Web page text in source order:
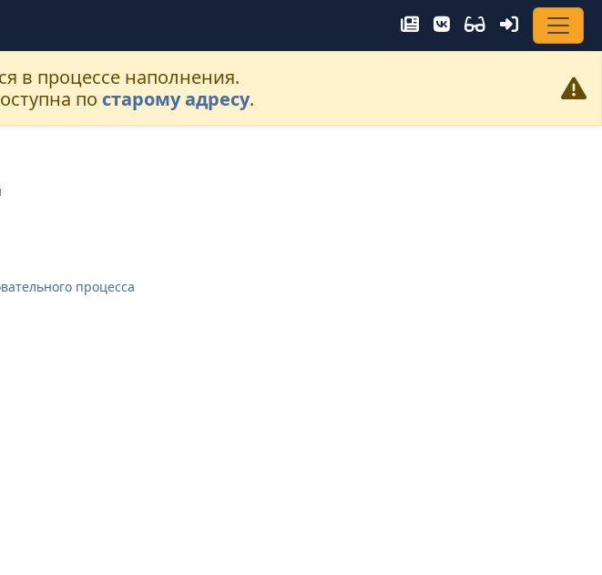
в процессе наполнения.
по старому адресу.
процесса